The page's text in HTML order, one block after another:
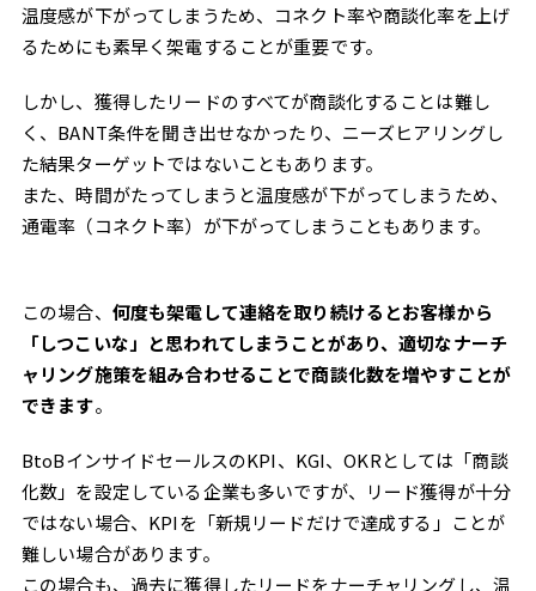
温度感が下がってしまうため、コネクト率や商談化率を上げ
るためにも素早く架電することが重要です。
しかし、獲得したリードのすべてが商談化することは難し
く、BANT条件を聞き出せなかったり、ニーズヒアリングし
た結果ターゲットではないこともあります。
また、時間がたってしまうと温度感が下がってしまうため、
通電率（コネクト率）が下がってしまうこともあります。
この場合、 何度も架電して連絡を取り続けるとお客様から
「しつこいな」と思われてしまうことがあり、適切なナーチ
ャリング施策を組み合わせることで商談化数を増やすことが
できます。
BtoBインサイドセールスのKPI、KGI、OKRとしては「商談
化数」を設定している企業も多いですが、リード獲得が十分
ではない場合、KPIを「新規リードだけで達成する」ことが
難しい場合があります。
この場合も、過去に獲得したリードをナーチャリングし、温